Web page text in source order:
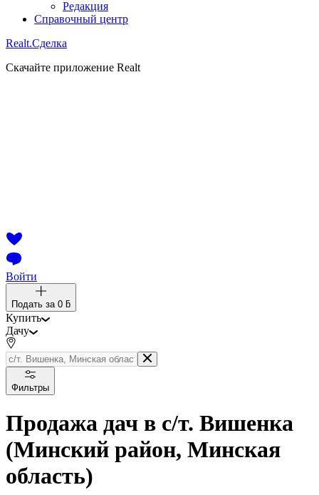
Редакция
Справочный центр
Realt.Сделка
Скачайте приложение Realt
Войти
Подать за 0 ƃ
Купить
Дачу
Фильтры
Продажа дач в с/т. Вишенка
(Минский район, Минская
область)